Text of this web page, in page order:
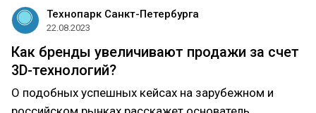
Технопарк Санкт-Петербурга
22.08.2023
Как бренды увеличивают продажи за счет
3D-технологий?
О подобных успешных кейсах на зарубежном и